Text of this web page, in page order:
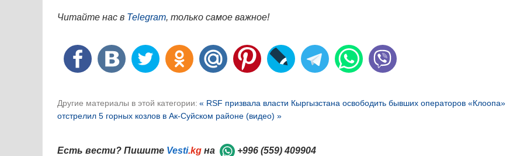
Читайте нас в Telegram, только самое важное!
Другие материалы в этой категории: « RSF призвала власти Кыргызстана освободить бывших операторов «Клоопа»
отстрелил 5 горных козлов в Ак-Суйском районе (видео) »
Есть вести? Пишите Vesti.kg на +996 (559) 409904